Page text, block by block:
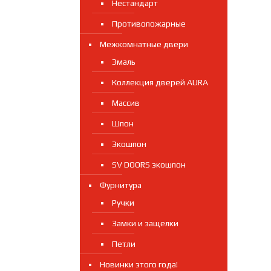
Нестандарт
Противопожарные
Межкомнатные двери
Эмаль
Коллекция дверей AURA
Массив
Шпон
Экошпон
SV DOORS экошпон
Фурнитура
Ручки
Замки и защелки
Петли
Новинки этого года!